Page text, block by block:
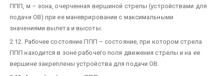
ППП, м – зона, очерченная вершиной стрелы (устройствами для
подачи ОВ) при ее маневрировании с максимальными
значениями вылета и высоты.
2.12. Рабочее состояние ППП – состояние, при котором стрела
ППП находится в зоне рабочего поля движения стрелы и на ее
вершине закреплены устройства для подачи ОВ.